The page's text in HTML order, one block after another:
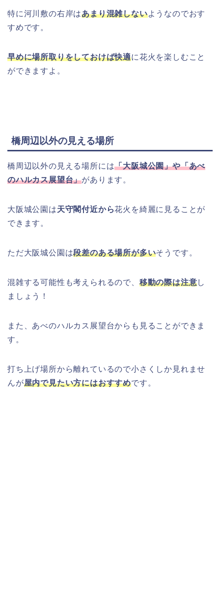
特に河川敷の右岸はあまり混雑しないようなのでおす
すめです。
早めに場所取りをしておけば快適に花火を楽しむこと
ができますよ。
橋周辺以外の見える場所
橋周辺以外の見える場所には「大阪城公園」や「あべ
のハルカス展望台」があります。
大阪城公園は天守閣付近から花火を綺麗に見ることが
できます。
ただ大阪城公園は段差のある場所が多いそうです。
混雑する可能性も考えられるので、 移動の際は注意し
ましょう！
また、あべのハルカス展望台からも見ることができま
す。
打ち上げ場所から離れているので小さくしか見れませ
んが屋内で見たい方にはおすすめです。